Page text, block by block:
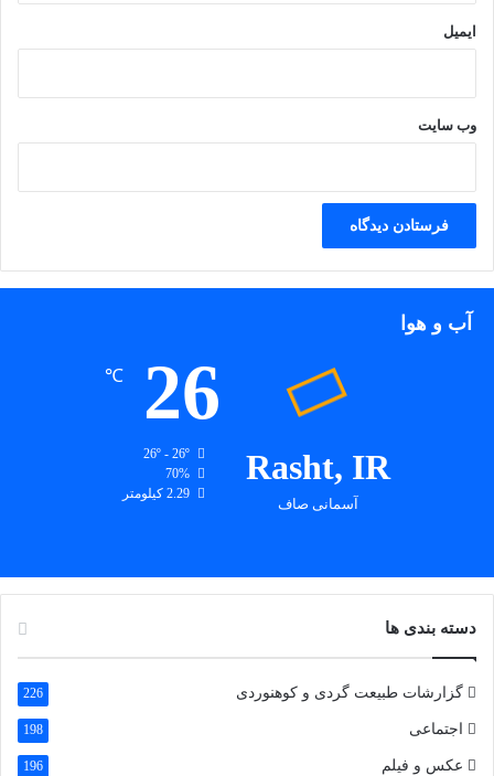
ایمیل
وب‌ سایت
آب و هوا
Rasht, IR
آسمانی صاف
26
℃
26º - 26º
70%
2.29 کیلومتر
دسته بندی ها
گزارشات طبیعت گردی و کوهنوردی 226
اجتماعی 198
عکس و فیلم 196